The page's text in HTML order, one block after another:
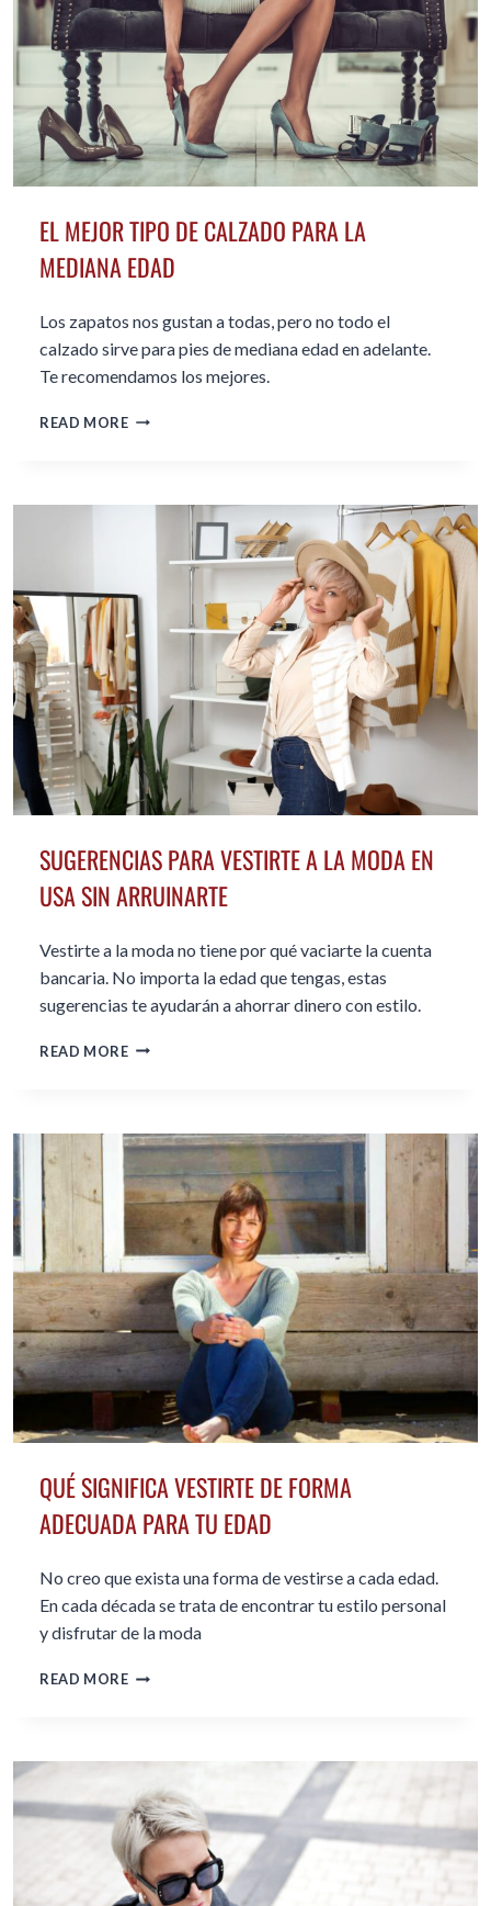
DE
LOS
50
EL MEJOR TIPO DE CALZADO PARA LA
MEDIANA EDAD
Los zapatos nos gustan a todas, pero no todo el
calzado sirve para pies de mediana edad en adelante.
Te recomendamos los mejores.
READ MOREEL
CALZADO
MEDIANA
EDAD
SUGERENCIAS PARA VESTIRTE A LA MODA EN
USA SIN ARRUINARTE
Vestirte a la moda no tiene por qué vaciarte la cuenta
bancaria. No importa la edad que tengas, estas
sugerencias te ayudarán a ahorrar dinero con estilo.
READ MORESUGERENCIAS
LA
MODA
EN
USA
ARRUINARTE
QUÉ SIGNIFICA VESTIRTE DE FORMA
ADECUADA PARA TU EDAD
No creo que exista una forma de vestirse a cada edad.
En cada década se trata de encontrar tu estilo personal
y disfrutar de la moda
READ MOREQUÉ
FORMA
PARA
TU
EDAD